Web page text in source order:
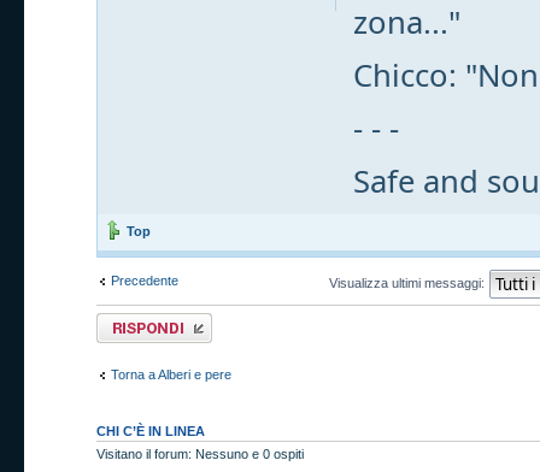
zona..."
Chicco:
- - -
Safe and
Top
Precedente Visualizza ultimi messaggi:
Rispondi al
messaggio
Torna a Alberi e pere
CHI C’È IN LINEA
Visitano il forum: Nessuno e 0 ospiti